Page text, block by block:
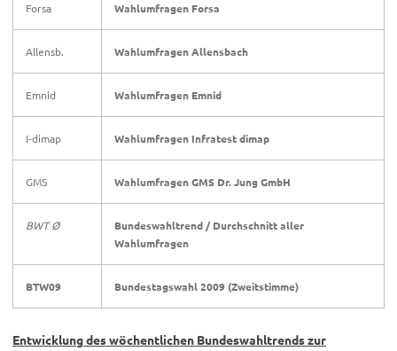
Forsa Wahlumfragen Forsa
Allensb. Wahlumfragen Allensbach
Emnid Wahlumfragen Emnid
I-dimap Wahlumfragen Infratest dimap
GMS Wahlumfragen GMS Dr. Jung GmbH
BWT Ø Bundeswahltrend /Durchschnitt aller
Wahlumfragen
BTW09 Bundestagswahl 2009 (Zweitstimme)
Entwicklung des wöchentlichen Bundeswahltrends zur